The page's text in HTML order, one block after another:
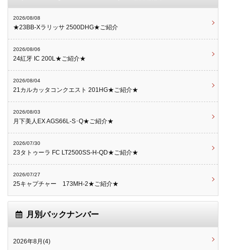
2026/08/08
★23BB-Xラリッサ 2500DHG★ご紹介
2026/08/06
24紅牙 IC 200L★ご紹介★
2026/08/04
21カルカッタコンクエスト 201HG★ご紹介★
2026/08/03
月下美人EX AGS66L-S･Q★ご紹介★
2026/07/30
23タトゥーラ FC LT2500SS-H-QD★ご紹介★
2026/07/27
25キャプチャー 173MH-2★ご紹介★
月別バックナンバー
2026年8月(4)